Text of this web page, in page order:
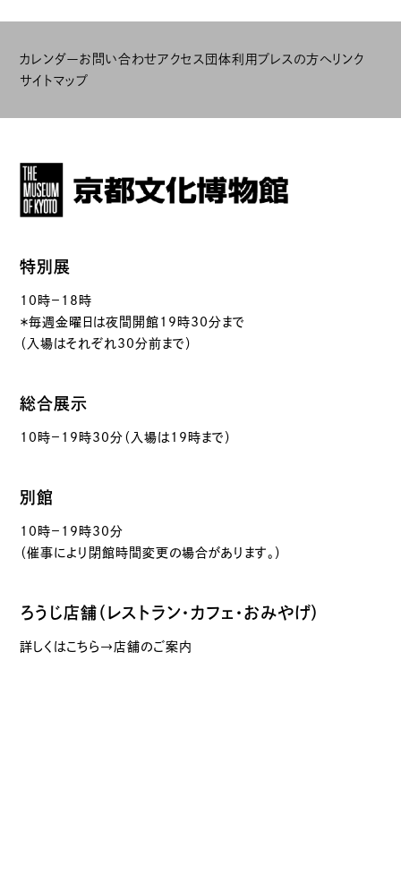
カレンダーお問い合わせアクセス 団体利用 プレスの方へリンク
サイトマップ
特別展
10時－18時
＊毎週金曜日は夜間開館19時30分まで
（入場はそれぞれ30分前まで）
総合展示
10時－19時30分（入場は19時まで）
別館
10時－19時30分
（催事により閉館時間変更の場合があります。）
ろうじ店舗（レストラン・カフェ・おみやげ）
詳しくはこちら→店舗のご案内